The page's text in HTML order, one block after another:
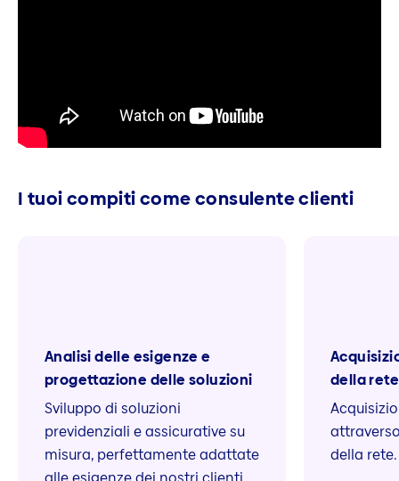
I tuoi compiti come consulente clienti
Analisi delle esigenze e
progettazione delle soluzioni
Sviluppo di soluzioni
previdenziali e assicurative su
misura, perfettamente adattate
della rete
della rete.